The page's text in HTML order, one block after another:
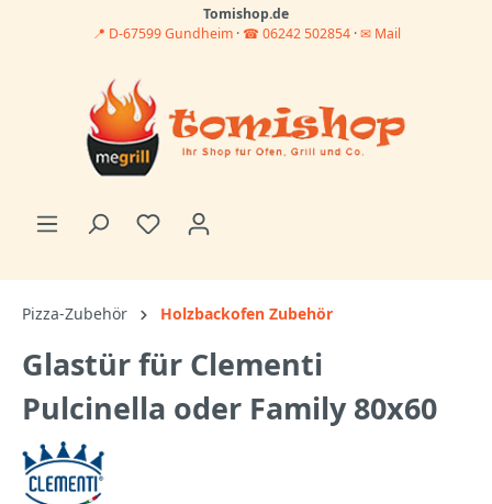
Tomishop.de
📍 D-67599 Gundheim · ☎ 06242 502854·✉ Mail
Pizza-Zubehör Holzbackofen Zubehör
Glastür für Clementi
Pulcinella oder Family 80x60